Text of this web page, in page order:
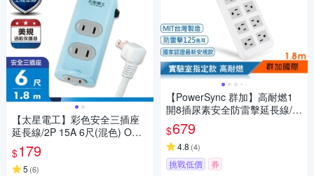
【太星電工】彩色安全三插座
延長線/2P 15A 6尺(混色) OCU
30206
$179
5 (6)
【PowerSync 群加】高耐燃1
開8插尿素安全防雷擊延長線/1.
8m(TPS318TN9018)
$679
4.8 (4)
挑戰低價 券